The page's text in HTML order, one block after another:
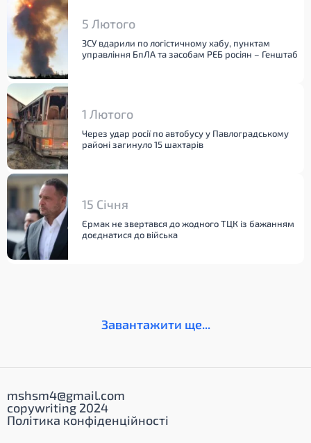
5 Лютого
ЗСУ вдарили по логістичному хабу, пунктам
управління БпЛА та засобам РЕБ росіян – Генштаб
1 Лютого
Через удар росії по автобусу у Павлоградському
районі загинуло 15 шахтарів
15 Січня
Єрмак не звертався до жодного ТЦК із бажанням
доєднатися до війська
Завантажити ще...
mshsm4@gmail.com
copywriting 2024
Політика конфіденційності